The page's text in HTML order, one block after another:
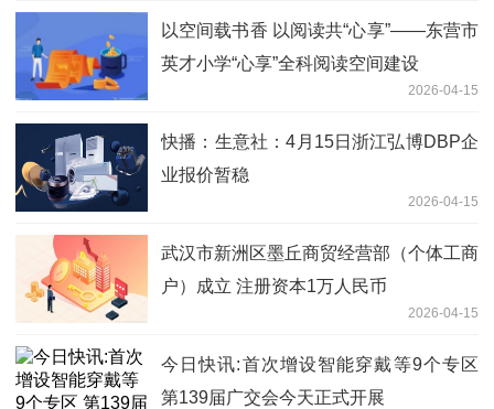
以空间载书香 以阅读共“心享”——东营市
英才小学“心享”全科阅读空间建设
2026-04-15
快播：生意社：4月15日浙江弘博DBP企
业报价暂稳
2026-04-15
武汉市新洲区墨丘商贸经营部（个体工商
户）成立 注册资本1万人民币
2026-04-15
今日快讯:首次增设智能穿戴等9个专区
第139届广交会今天正式开展